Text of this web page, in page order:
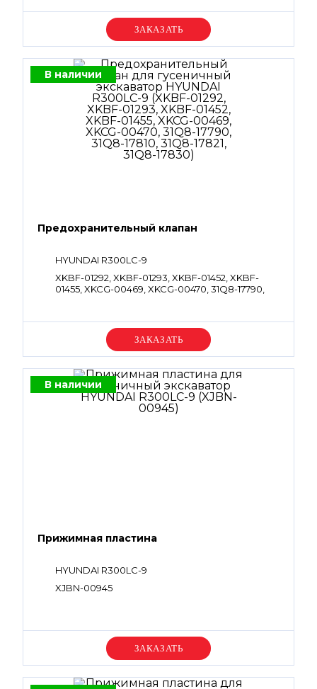
Уточняйте цену
В наличии
Предохранительный клапан
HYUNDAI R300LC-9
XKBF-01292, XKBF-01293, XKBF-01452, XKBF-
01455, XKCG-00469, XKCG-00470, 31Q8-17790,
Уточняйте цену
В наличии
Прижимная пластина
HYUNDAI R300LC-9
XJBN-00945
Уточняйте цену